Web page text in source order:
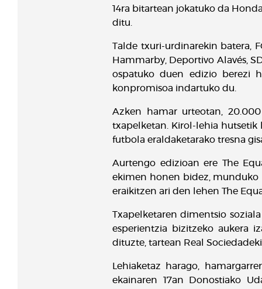
14ra bitartean jokatuko da
ditu.
Talde txuri-urdinarekin batera,
Hammarby, Deportivo Alavés,
ospatuko duen edizio berezi
konpromisoa indartuko du.
Azken hamar urteotan,
txapelketan. Kirol-lehia hutsetik
futbola eraldaketarako tresna
Aurtengo edizioan ere The
ekimen honen bidez, munduko
eraikitzen ari den lehen The
Txapelketaren dimentsio
esperientzia bizitzeko aukera
dituzte, tartean Real
Lehiaketaz harago,
ekainaren 17an Donostiako